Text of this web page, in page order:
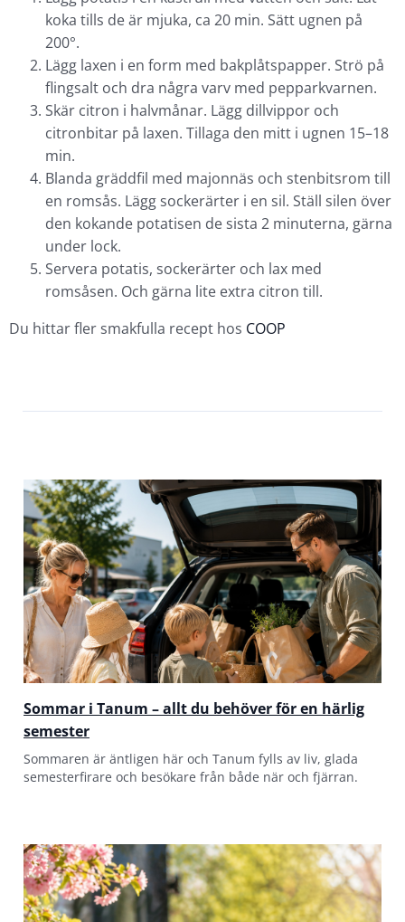
koka tills de är mjuka, ca 20 min. Sätt ugnen på
200°.
Lägg laxen i en form med bakplåtspapper. Strö på
flingsalt och dra några varv med pepparkvarnen.
Skär citron i halvmånar. Lägg dillvippor och
citronbitar på laxen. Tillaga den mitt i ugnen 15–18
min.
Blanda gräddfil med majonnäs och stenbitsrom till
en romsås. Lägg sockerärter i en sil. Ställ silen över
den kokande potatisen de sista 2 minuterna, gärna
under lock.
Servera potatis, sockerärter och lax med
romsåsen. Och gärna lite extra citron till.
Du hittar fler smakfulla recept hos COOP
Sommar i Tanum – allt du behöver för en härlig
semester
Sommaren är äntligen här och Tanum fylls av liv, glada
semesterfirare och besökare från både när och fjärran.